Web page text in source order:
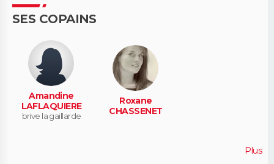
SES COPAINS
Amandine
LAFLAQUIERE
brive la gaillarde
Roxane
CHASSENET
Plus